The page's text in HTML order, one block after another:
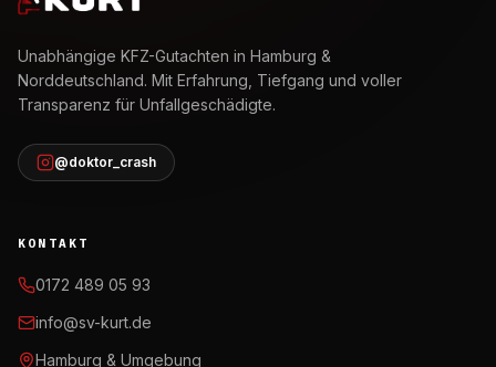
Unabhängige KFZ-Gutachten in Hamburg &
Norddeutschland. Mit Erfahrung, Tiefgang und voller
Transparenz für Unfallgeschädigte.
@doktor_crash
KONTAKT
0172 489 05 93
info@sv-kurt.de
Hamburg & Umgebung